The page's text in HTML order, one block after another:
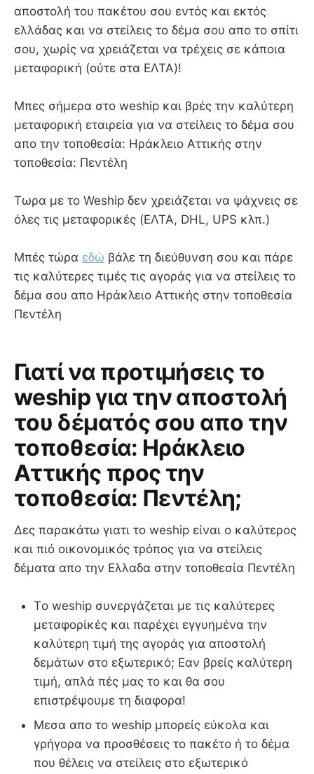
αποστολή του πακέτου σου εντός και εκτός
ελλάδας και να στείλεις το δέμα σου απο το σπίτι
σου, χωρίς να χρειάζεται να τρέχεις σε κάποια
μεταφορική (ούτε στα ΕΛΤΑ)!
Mπες σήμερα στο weship και βρές την καλύτερη
μεταφορική εταιρεία για να στείλεις το δέμα σου
απο την τοποθεσία: Ηράκλειο Αττικής στην
τοποθεσία: Πεντέλη
Τωρα με το Weship δεν χρειάζεται να ψάχνεις σε
όλες τις μεταφορικές (ΕΛΤΑ, DHL, UPS κλπ.)
Μπές τώρα εδώ βάλε τη διεύθυνση σου και πάρε
τις καλύτερες τιμές τις αγοράς για να στείλεις το
δέμα σου απο Ηράκλειο Αττικής στην τοποθεσία
Πεντέλη
Γιατί να προτιμήσεις το
weship για την αποστολή
του δέματός σου απο την
τοποθεσία: Ηράκλειο
Αττικής προς την
τοποθεσία: Πεντέλη;
Δες παρακάτω γιατι το weship είναι ο καλύτερος
και πιό οικονομικός τρόπος για να στείλεις
δέματα απο την Ελλαδα στην τοποθεσία Πεντέλη
Τo weship συνεργάζεται με τις καλύτερες
μεταφορίκές και παρέχει εγγυημένα την
καλύτερη τιμή της αγοράς για αποστολή
δεμάτων στο εξωτερικό; Εαν βρείς καλύτερη
τιμή, απλά πές μας το και θα σου
επιστρέψουμε τη διαφορα!
Μεσα απο το weship μπορείς εύκολα και
γρήγορα να προσθέσεις το πακέτο ή το δέμα
που θέλεις να στείλεις στο εξωτερικό